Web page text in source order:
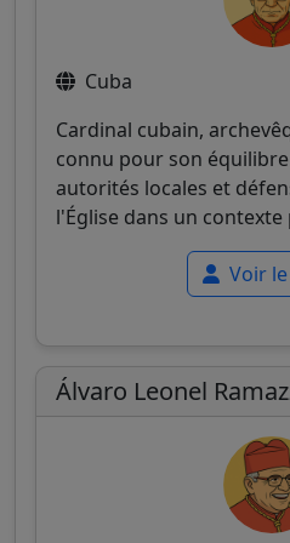
Cuba
Cardinal cubain,
connu pour son
autorités locales et
l'Église dans un
Voir
Álvaro Leonel